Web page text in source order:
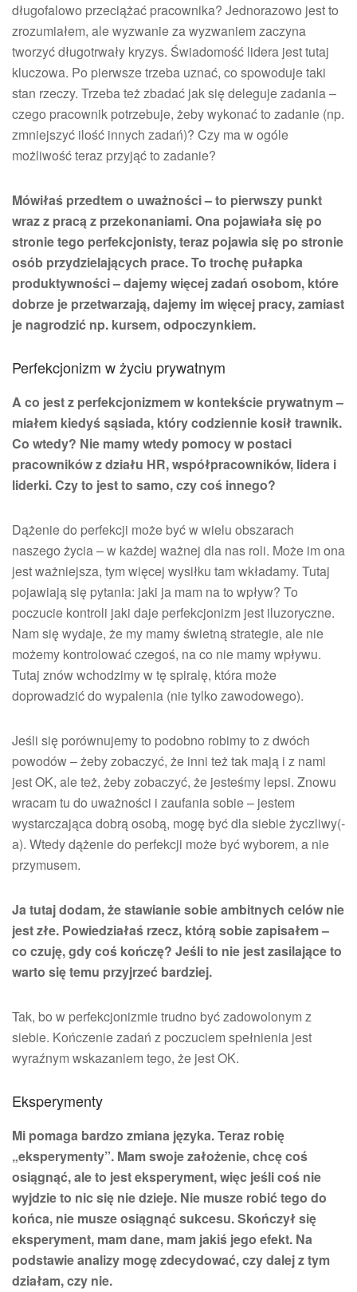
długofalowo przeciążać pracownika? Jednorazowo jest to
zrozumiałem, ale wyzwanie za wyzwaniem zaczyna
tworzyć długotrwały kryzys. Świadomość lidera jest tutaj
kluczowa. Po pierwsze trzeba uznać, co spowoduje taki
stan rzeczy. Trzeba też zbadać jak się deleguje zadania –
czego pracownik potrzebuje, żeby wykonać to zadanie (np.
zmniejszyć ilość innych zadań)? Czy ma w ogóle
możliwość teraz przyjąć to zadanie?
Mówiłaś przedtem o uważności – to pierwszy punkt
wraz z pracą z przekonaniami. Ona pojawiała się po
stronie tego perfekcjonisty, teraz pojawia się po stronie
osób przydzielających prace. To trochę pułapka
produktywności – dajemy więcej zadań osobom, które
dobrze je przetwarzają, dajemy im więcej pracy, zamiast
je nagrodzić np. kursem, odpoczynkiem.
Perfekcjonizm w życiu prywatnym
A co jest z perfekcjonizmem w kontekście prywatnym –
miałem kiedyś sąsiada, który codziennie kosił trawnik.
Co wtedy? Nie mamy wtedy pomocy w postaci
pracowników z działu HR, współpracowników, lidera i
liderki. Czy to jest to samo, czy coś innego?
Dążenie do perfekcji może być w wielu obszarach
naszego życia – w każdej ważnej dla nas roli. Może im ona
jest ważniejsza, tym więcej wysiłku tam wkładamy. Tutaj
pojawiają się pytania: jaki ja mam na to wpływ? To
poczucie kontroli jaki daje perfekcjonizm jest iluzoryczne.
Nam się wydaje, że my mamy świetną strategie, ale nie
możemy kontrolować czegoś, na co nie mamy wpływu.
Tutaj znów wchodzimy w tę spiralę, która może
doprowadzić do wypalenia (nie tylko zawodowego).
Jeśli się porównujemy to podobno robimy to z dwóch
powodów – żeby zobaczyć, że inni też tak mają i z nami
jest OK, ale też, żeby zobaczyć, że jesteśmy lepsi. Znowu
wracam tu do uważności i zaufania sobie – jestem
wystarczająca dobrą osobą, mogę być dla siebie życzliwy(-
a). Wtedy dążenie do perfekcji może być wyborem, a nie
przymusem.
Ja tutaj dodam, że stawianie sobie ambitnych celów nie
jest złe. Powiedziałaś rzecz, którą sobie zapisałem –
co czuję, gdy coś kończę? Jeśli to nie jest zasilające to
warto się temu przyjrzeć bardziej.
Tak, bo w perfekcjonizmie trudno być zadowolonym z
siebie. Kończenie zadań z poczuciem spełnienia jest
wyraźnym wskazaniem tego, że jest OK.
Eksperymenty
Mi pomaga bardzo zmiana języka. Teraz robię
„eksperymenty”. Mam swoje założenie, chcę coś
osiągnąć, ale to jest eksperyment, więc jeśli coś nie
wyjdzie to nic się nie dzieje. Nie musze robić tego do
końca, nie musze osiągnąć sukcesu. Skończył się
eksperyment, mam dane, mam jakiś jego efekt. Na
podstawie analizy mogę zdecydować, czy dalej z tym
działam, czy nie.